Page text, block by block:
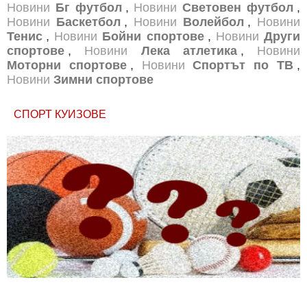
Новини Бг футбол , Новини Световен футбол ,
Новини Баскетбол , Новини Волейбол , Новини
Тенис , Новини Бойни спортове , Новини Други
спортове , Новини Лека атлетика , Новини
Моторни спортове , Новини Спортът по ТВ ,
Новини Зимни спортове
СПОРТ КУИЗОВЕ